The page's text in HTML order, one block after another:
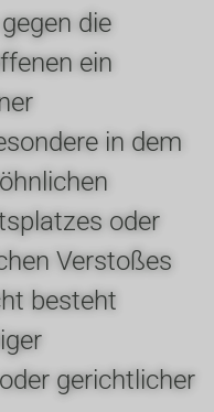
die
ein
in dem
oder
Verstoßes
besteht
gerichtlicher